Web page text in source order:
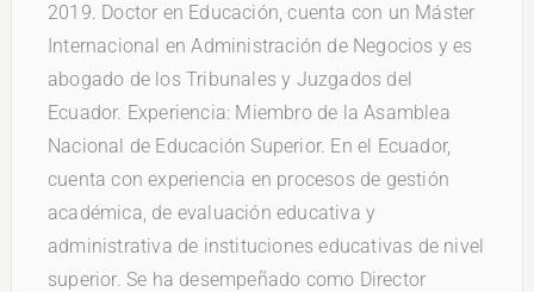
2019. Doctor en Educación, cuenta con un Máster
Internacional en Administración de Negocios y es
abogado de los Tribunales y Juzgados del
Ecuador. Experiencia: Miembro de la Asamblea
Nacional de Educación Superior. En el Ecuador,
cuenta con experiencia en procesos de gestión
académica, de evaluación educativa y
administrativa de instituciones educativas de nivel
superior. Se ha desempeñado como Director